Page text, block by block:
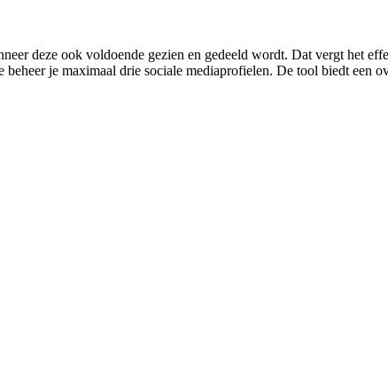
deze ook voldoende gezien en gedeeld wordt. Dat vergt het
je maximaal drie sociale mediaprofielen. De tool biedt een